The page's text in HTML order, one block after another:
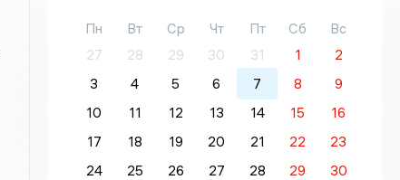
Пн Вт Ср Чт Пт Сб
Вс
27
28 29 30 31 1
2
3
4 5 6 7 8
9
10
11 12 13 14 15
16
17
18 19 20 21 22
23
24
25 26 27 28 29
30